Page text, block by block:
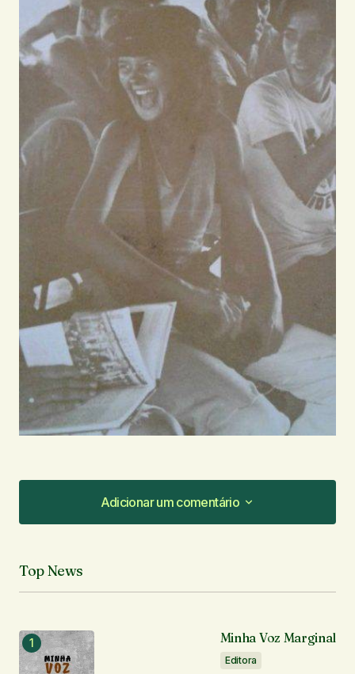
Adicionar um comentário
Adicionar um comentário
O seu endereço de e-mail não será publicado.
Comentário
Top News
Minha Voz Marginal
Editora